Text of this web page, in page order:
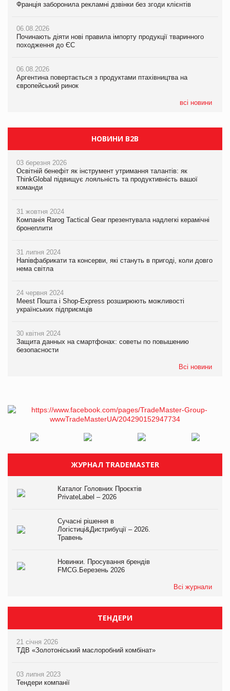
Франція заборонила рекламні дзвінки без згоди клієнтів
06.08.2026
Починають діяти нові правила імпорту продукції тваринного
походження до ЄС
06.08.2026
Аргентина повертається з продуктами птахівництва на
європейський ринок
всі новини
Російська атака 5 серпня стала одним із наймасштабніших
ударів по українському бізнесу за час повномасштабної війни
Смачне поповнення дитячого меню: у VARUS з’явилися
новинки від ТМ ТОКЕРИ
Франція заборонила рекламні дзвінки без згоди клієнтів
06.08.2026
Починають діяти нові правила імпорту продукції тваринного
походження до ЄС
06.08.2026
Аргентина повертається з продуктами птахівництва на
європейський ринок
НОВИНИ B2B
03 березня 2026
Освітній бенефіт як інструмент утримання талантів: як
ThinkGlobal підвищує лояльність та продуктивність вашої
команди
31 жовтня 2024
Компанія Rarog Tactical Gear презентувала надлегкі керамічні
бронеплити
31 липня 2024
Напівфабрикати та консерви, які стануть в пригоді, коли довго
нема світла
24 червня 2024
Meest Пошта і Shop-Express розширюють можливості
українських підприємців
30 квітня 2024
Защита данных на смартфонах: советы по повышению
безопасности
Всі новини
ЖУРНАЛ TRADEMASTER
Каталог Головних Проєктів
PrivateLabel – 2026
Сучасні рішення в
Логістиці&Дистрибуції – 2026.
Травень
Новинки. Просування брендів
FMCG.Березень 2026
Всі журнали
ТЕНДЕРИ
21 січня 2026
ТДВ «Золотоніський маслоробний комбінат»
03 липня 2023
Тендери компанії